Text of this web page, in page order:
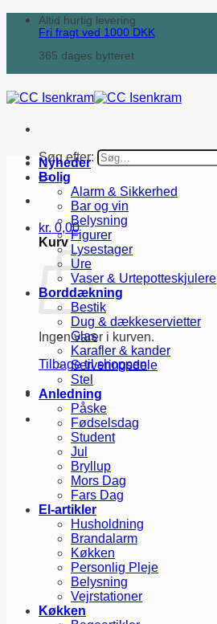
Altid hurtig levering
Fri fragt ved 1000 DKK
365 dages bytteret
Søg efter:
kr. 0,00
Kurv
Ingen varer i kurven.
Tilbage til shoppen
Nyheder
Bolig
Alarm & Sikkerhed
Bar og vin
Belysning
Figurer
Lysestager
Ure
Vaser & Urtepotteskjulere
Borddækning
Bestik
Dug & dækkeservietter
Glas
Karafler & kander
Serveringsdele
Stel
Anledning
Påske
Fødselsdag
Student
Jul
Bryllup
Mors Dag
Fars Dag
El-artikler
Husholdning
Brandalarm
Køkken
Personlig Pleje
Belysning
Vejrstationer
Køkken